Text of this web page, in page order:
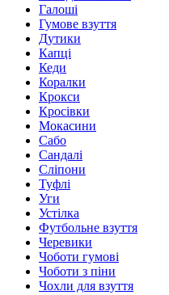
Галоші
Гумове взуття
Дутики
Капці
Кеди
Коралки
Крокси
Кросівки
Мокасини
Сабо
Сандалі
Сліпони
Туфлі
Уги
Устілка
Футбольне взуття
Черевики
Чоботи гумові
Чоботи з піни
Чохли для взуття